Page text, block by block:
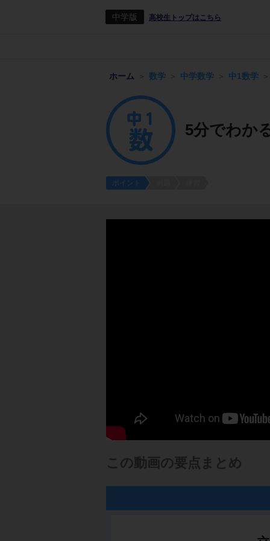
中学版 高校生トップはこちら
ホーム 数学 中学数学 中1数学
5分でわか
ポイント
この動画の要点まとめ